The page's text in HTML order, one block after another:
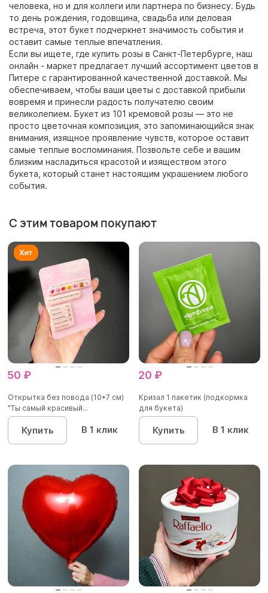
человека, но и для коллеги или партнера по бизнесу. Будь
то день рождения, годовщина, свадьба или деловая
встреча, этот букет подчеркнет значимость события и
оставит самые теплые впечатления.
Если вы ищете, где купить розы в Санкт-Петербурге, наш
онлайн - маркет предлагает лучший ассортимент цветов в
Питере с гарантированной качественной доставкой. Мы
обеспечиваем, чтобы ваши цветы с доставкой прибыли
вовремя и принесли радость получателю своим
великолепием. Букет из 101 кремовой розы — это не
просто цветочная композиция, это запоминающийся знак
внимания, изящное проявление чувств, которое оставит
самые теплые воспоминания. Позвольте себе и вашим
близким насладиться красотой и изяществом этого
букета, который станет настоящим украшением любого
события.
С этим товаром покупают
50 ₽
Открытка без повода (10*7 см)
"Ты самый красивый...
Купить В 1 клик
20 ₽
Кризал 1 пакетик (подкормка
для букета)
Купить В 1 клик